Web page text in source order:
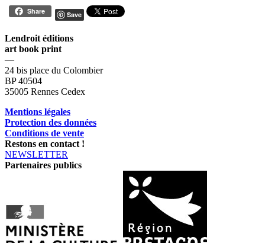
Share Save
Lendroit éditions
art book print
—
24 bis place du Colombier
BP 40504
35005 Rennes Cedex
Mentions légales
Protection des données
Conditions de vente
Restons en contact !
NEWSLETTER
Partenaires publics